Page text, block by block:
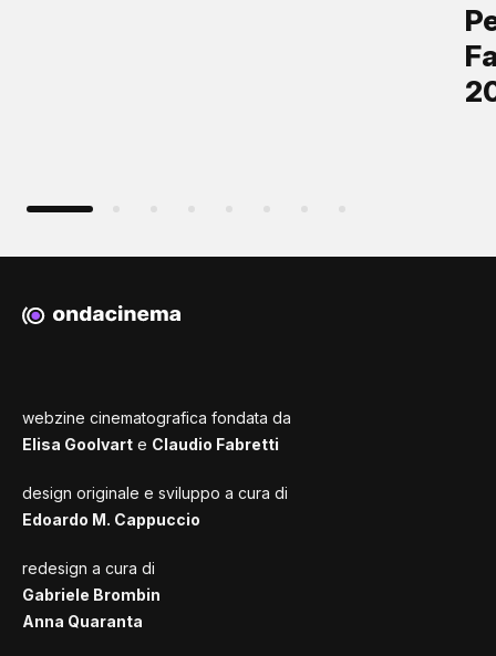
webzine cinematografica fondata da
Elisa Goolvart e Claudio Fabretti
design originale e sviluppo a cura di
Edoardo M. Cappuccio
redesign a cura di
Gabriele Brombin
Anna Quaranta